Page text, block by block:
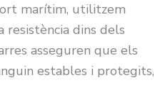
marítim, utilitzem
resistència dins dels
asseguren que els
estables i protegits,